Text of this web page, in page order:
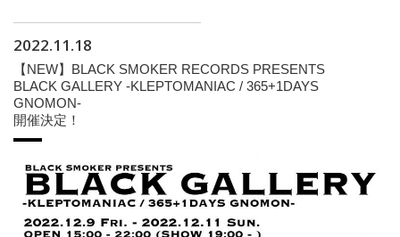
2022.11.18
【NEW】BLACK SMOKER RECORDS PRESENTS
BLACK GALLERY -KLEPTOMANIAC / 365+1DAYS
GNOMON-
開催決定！